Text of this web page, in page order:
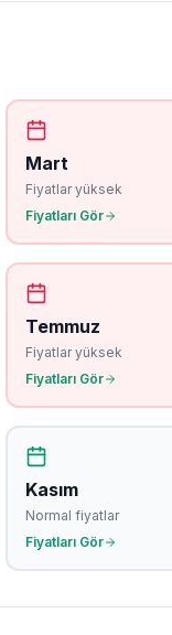
Mart
Fiyatlar yüksek
Fiyatları Gör
Temmuz
Fiyatlar yüksek
Fiyatları Gör
Kasım
Normal fiyatlar
Fiyatları Gör